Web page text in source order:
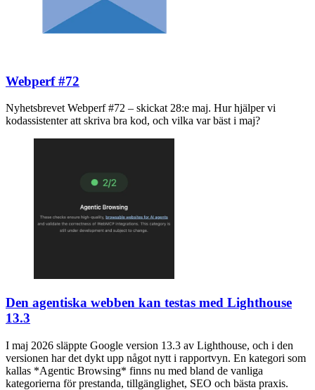
Webperf #72
Nyhetsbrevet Webperf #72 – skickat 28:e maj. Hur hjälper vi
kodassistenter att skriva bra kod, och vilka var bäst i maj?
Den agentiska webben kan testas med Lighthouse
13.3
I maj 2026 släppte Google version 13.3 av Lighthouse, och i den
versionen har det dykt upp något nytt i rapportvyn. En kategori som
kallas *Agentic Browsing* finns nu med bland de vanliga
kategorierna för prestanda, tillgänglighet, SEO och bästa praxis.